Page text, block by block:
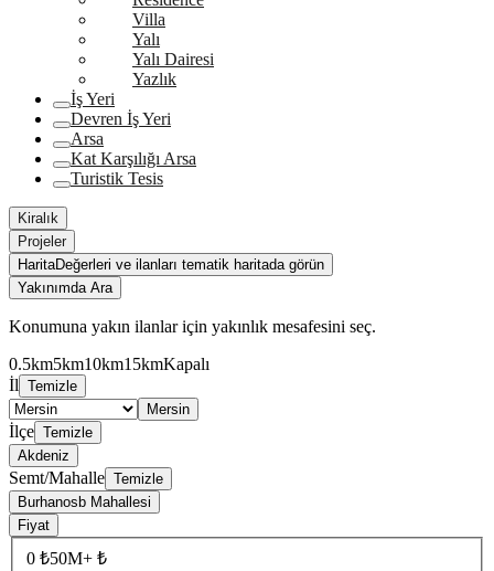
Villa
Yalı
Yalı Dairesi
Yazlık
İş Yeri
Devren İş Yeri
Arsa
Kat Karşılığı Arsa
Turistik Tesis
Kiralık
Projeler
HaritaDeğerleri ve ilanları tematik haritada görün
Yakınımda Ara
Konumuna yakın ilanlar için yakınlık mesafesini seç.
0.5km5km10km15kmKapalı
İl Temizle
Mersin
İlçe Temizle
Akdeniz
Semt/Mahalle Temizle
Burhanosb Mahallesi
Fiyat
0 ₺50M+ ₺